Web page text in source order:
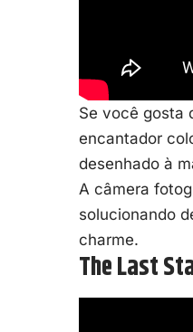
Se você gosta
encantador
desenhado à
A câmera
solucionando
charme.
The Last